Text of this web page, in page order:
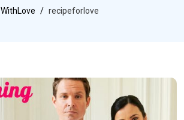
WithLove recipeforlove